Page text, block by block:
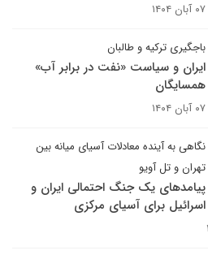
۰۷ آبان ۱۴۰۴
باجگیری ترکیه و طالبان
ایران و سیاست «نفت در برابر آب»
همسایگان
۰۷ آبان ۱۴۰۴
نگاهی به آینده معادلات آسیای میانه بین
تهران و تل آویو
پیامدهای یک جنگ احتمالی ایران و
اسرائیل برای آسیای مرکزی